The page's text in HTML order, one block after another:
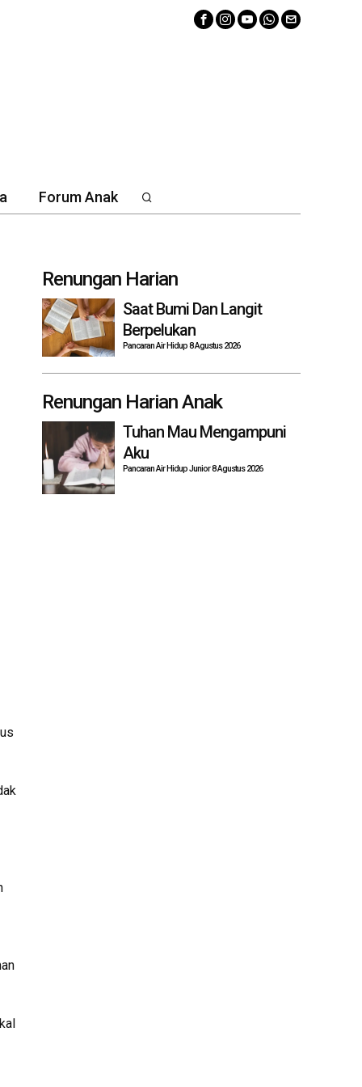
Forum Anak
Renungan Harian
Saat Bumi Dan Langit
Berpelukan
Pancaran Air Hidup 8 Agustus 2026
Renungan Harian Anak
Tuhan Mau Mengampuni
Aku
Pancaran Air Hidup Junior 8 Agustus 2026